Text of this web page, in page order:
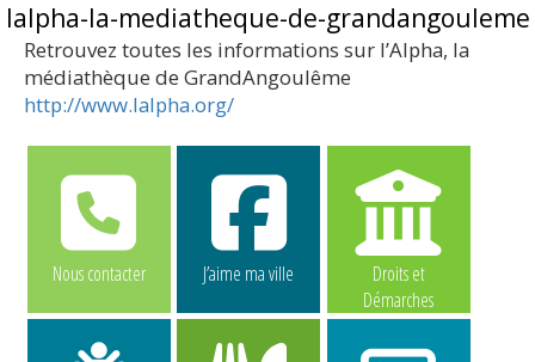
lalpha-la-mediatheque-de-grandangouleme
Retrouvez toutes les informations sur l’Alpha, la
médiathèque de GrandAngoulême
http://www.lalpha.org/
Nous contacter J’aime ma ville
Droits et
Démarches